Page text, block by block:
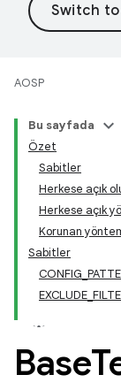
AOSP
Bu sayfada
Özet
Sabitler
Herkese açık
Herkese açık
Korunan
Sabitler
Base